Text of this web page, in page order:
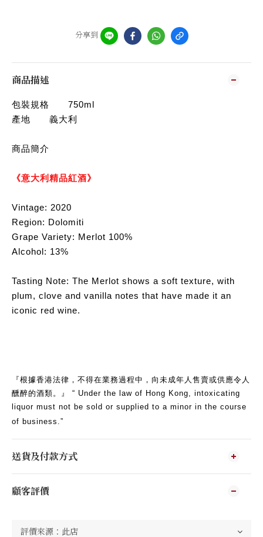
分享到
商品描述
包裝規格
750ml
產地
義大利
商品簡介
《意大利精品紅酒》
Vintage: 2020
Region: Dolomiti
Grape Variety: Merlot 100%
Alcohol: 13%
Tasting Note: The Merlot shows a soft texture, with
plum, clove and vanilla notes that have made it an
iconic red wine.
『根據香港法律，不得在業務過程中，向未成年人售賣或供應令人
醺醉的酒類。』 “ Under the law of Hong Kong, intoxicating
liquor must not be sold or supplied to a minor in the course
of business.”
送貨及付款方式
顧客評價